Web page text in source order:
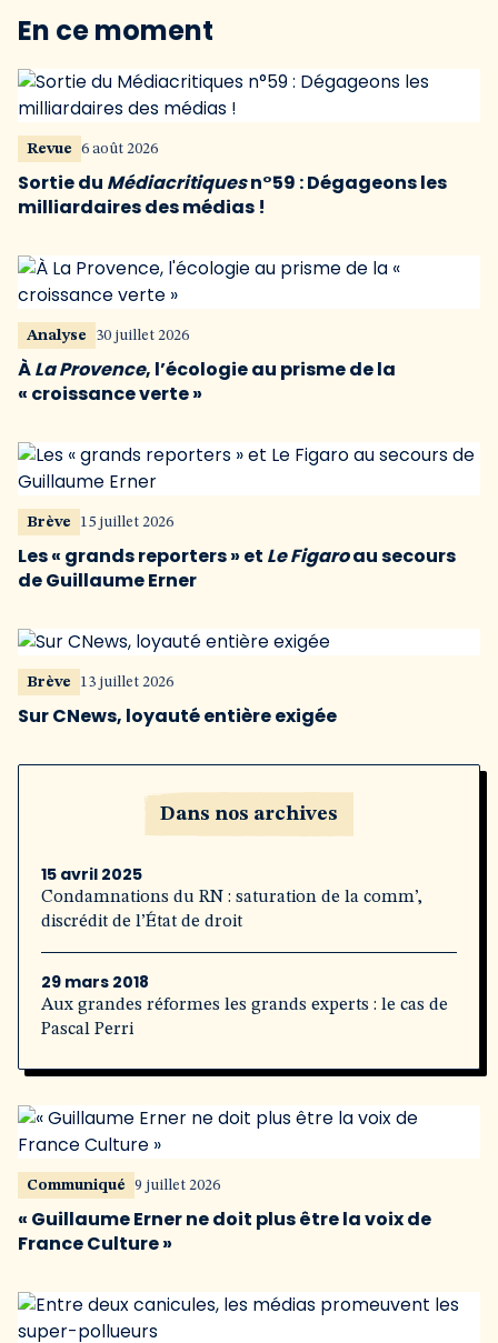
En ce moment
Revue 6 août 2026
Sortie du Médiacritiquesn°59 : Dégageons les
milliardaires des médias !
Analyse 30 juillet 2026
ÀLa Provence, l’écologie au prisme de la
« croissance verte »
Brève 15 juillet 2026
Les « grands reporters » et Le Figaroau secours
de Guillaume Erner
Brève 13 juillet 2026
Sur CNews, loyauté entière exigée
Dans nos archives
15 avril 2025
Condamnations du RN : saturation de la comm’,
discrédit de l’État de droit
29 mars 2018
Aux grandes réformes les grands experts : le cas de
Pascal Perri
Communiqué 9 juillet 2026
« Guillaume Erner ne doit plus être la voix de
France Culture »